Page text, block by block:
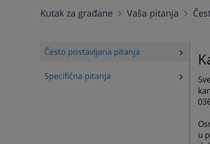
Kutak za građane Vaša pitanja
Često postavljana pitanja
Specifična pitanja
u